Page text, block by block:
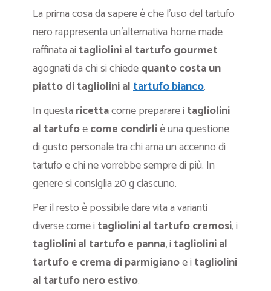
La prima cosa da sapere è che l’uso del tartufo
nero rappresenta un’alternativa home made
raffinata ai tagliolini al tartufo gourmet
agognati da chi si chiedequanto costa un
piatto di tagliolini altartufo bianco.
In questa ricettacome preparare i tagliolini
al tartufoecome condirliè una questione
di gusto personale tra chi ama un accenno di
tartufo e chi ne vorrebbe sempre di più. In
genere si consiglia 20 g ciascuno.
Per il resto è possibile dare vita a varianti
diverse come i tagliolini al tartufo cremosi, i
tagliolini al tartufo e panna, i tagliolini al
tartufo e crema di parmigianoe i tagliolini
al tartufo nero estivo.